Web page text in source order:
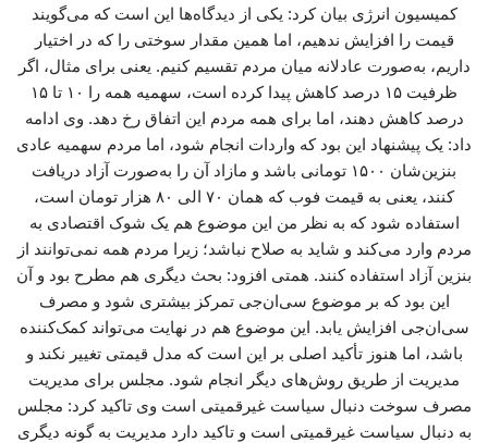
کمیسیون انرژی بیان کرد: یکی از دیدگاه‌ها این است که می‌گویند
قیمت را افزایش ندهیم، اما همین مقدار سوختی را که در اختیار
داریم، به‌صورت عادلانه میان مردم تقسیم کنیم. یعنی برای مثال، اگر
ظرفیت ۱۵ درصد کاهش پیدا کرده است، سهمیه همه را ۱۰ تا ۱۵
درصد کاهش دهند، اما برای همه مردم این اتفاق رخ دهد. وی ادامه
داد: یک پیشنهاد این بود که واردات انجام شود، اما مردم سهمیه عادی
بنزین‌شان ۱۵۰۰ تومانی باشد و مازاد آن را به‌صورت آزاد دریافت
کنند، یعنی به قیمت فوب که همان ۷۰ الی ۸۰ هزار تومان است،
استفاده شود که به نظر من این موضوع هم یک شوک اقتصادی به
مردم وارد می‌کند و شاید به صلاح نباشد؛ زیرا مردم همه نمی‌توانند از
بنزین آزاد استفاده کنند. همتی افزود: بحث دیگری هم مطرح بود و آن
این بود که بر موضوع سی‌ان‌جی تمرکز بیشتری شود و مصرف
سی‌ان‌جی افزایش یابد. این موضوع هم در نهایت می‌تواند کمک‌کننده
باشد، اما هنوز تأکید اصلی بر این است که مدل قیمتی تغییر نکند و
مدیریت از طریق روش‌های دیگر انجام شود. مجلس برای مدیریت
مصرف سوخت دنبال سیاست غیرقمیتی است وی تاکید کرد: مجلس
به دنبال سیاست غیرقمیتی است و تاکید دارد مدیریت به گونه دیگری